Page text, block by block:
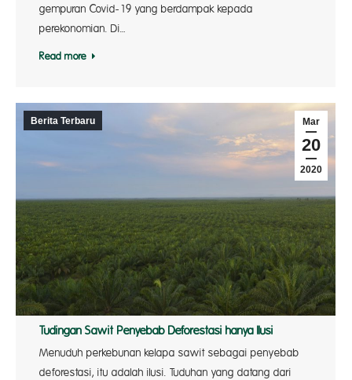
gempuran Covid-19 yang berdampak kepada
perekonomian. Di…
Read more
Mar
20
2020
Berita Terbaru
Tudingan Sawit Penyebab Deforestasi hanya Ilusi
Menuduh perkebunan kelapa sawit sebagai penyebab
deforestasi, itu adalah ilusi. Tuduhan yang datang dari